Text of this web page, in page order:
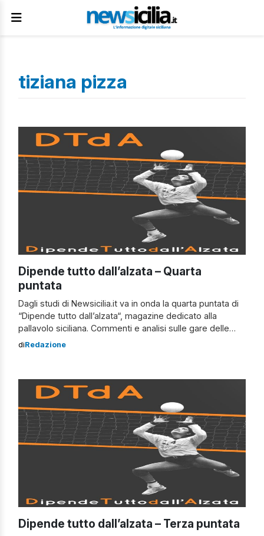
tiziana pizza
Dipende tutto dall’alzata – Quarta
puntata
Dagli studi di Newsicilia.it va in onda la quarta puntata di
“Dipende tutto dall’alzata“, magazine dedicato alla
pallavolo siciliana. Commenti e analisi sulle gare delle
società siciliane di volley nella stagione 2023/2024.
quarta puntata, ospite in studio: Elio Gravagno
(presidente Hub […]
diRedazione
Dipende tutto dall’alzata – Terza puntata